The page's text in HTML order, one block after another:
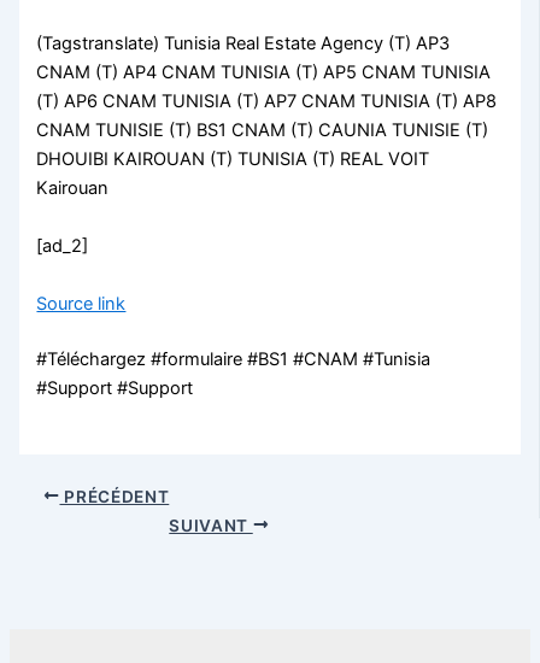
(Tagstranslate) Tunisia Real Estate Agency (T) AP3
CNAM (T) AP4 CNAM TUNISIA (T) AP5 CNAM TUNISIA
(T) AP6 CNAM TUNISIA (T) AP7 CNAM TUNISIA (T) AP8
CNAM TUNISIE (T) BS1 CNAM (T) CAUNIA TUNISIE (T)
DHOUIBI KAIROUAN (T) TUNISIA (T) REAL VOIT
Kairouan
[ad_2]
Source link
#Téléchargez #formulaire #BS1 #CNAM #Tunisia
#Support #Support
PRÉCÉDENT
SUIVANT